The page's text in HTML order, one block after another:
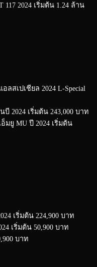
117 2024 เริ่มต้น 1.24 ล้าน
สเปเชียล 2024 L-Special
2024 เริ่มต้น 243,000 บาท
มยู MU ปี 2024 เริ่มต้น
เริ่มต้น 224,900 บาท
เริ่มต้น 50,900 บาท
บาท